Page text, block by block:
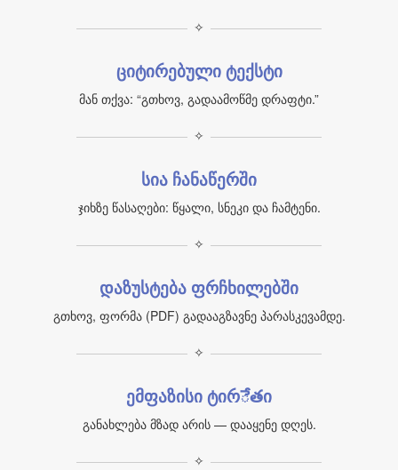
✧
ციტირებული ტექსტი
მან თქვა: “გთხოვ, გადაამოწმე დრაფტი.”
✧
სია ჩანაწერში
ჯიხზე წასაღები: წყალი, სნეკი და ჩამტენი.
✧
დაზუსტება ფრჩხილებში
გთხოვ, ფორმა (PDF) გადააგზავნე პარასკევამდე.
✧
ემფაზისი ტირేతი
განახლება მზად არის — დააყენე დღეს.
✧